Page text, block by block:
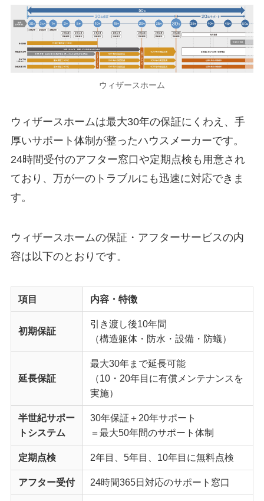
ウィザースホーム
ウィザースホームは最大30年の保証にくわえ、手
厚いサポート体制が整ったハウスメーカーです。
24時間受付のアフター窓口や定期点検も用意され
ており、万が一のトラブルにも迅速に対応できま
す。
ウィザースホームの保証・アフターサービスの内
容は以下のとおりです。
項目 内容・特徴
初期保証
引き渡し後10年間
（構造躯体・防水・設備・防蟻）
延長保証
最大30年まで延長可能
（10・20年目に有償メンテナンスを
実施）
半世紀サポー
トシステム
30年保証＋20年サポート
＝最大50年間のサポート体制
定期点検 2年目、5年目、10年目に無料点検
アフター受付 24時間365日対応のサポート窓口